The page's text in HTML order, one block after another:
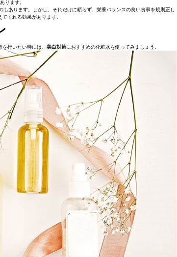
ります。
もあります。しかし、それだけに頼らず、栄養バランスの良い食事を規則正し
くれる効果があります。
行いたい時には、 美白対策におすすめの化粧水を使ってみましょう。